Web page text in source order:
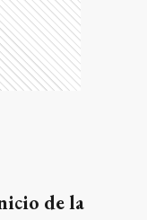
de la